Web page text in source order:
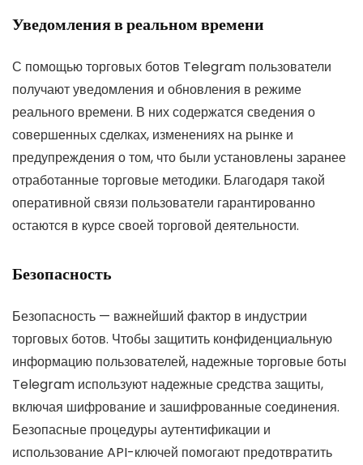
Уведомления в реальном времени
С помощью торговых ботов Telegram пользователи
получают уведомления и обновления в режиме
реального времени. В них содержатся сведения о
совершенных сделках, изменениях на рынке и
предупреждения о том, что были установлены заранее
отработанные торговые методики. Благодаря такой
оперативной связи пользователи гарантированно
остаются в курсе своей торговой деятельности.
Безопасность
Безопасность — важнейший фактор в индустрии
торговых ботов. Чтобы защитить конфиденциальную
информацию пользователей, надежные торговые боты
Telegram используют надежные средства защиты,
включая шифрование и зашифрованные соединения.
Безопасные процедуры аутентификации и
использование API-ключей помогают предотвратить